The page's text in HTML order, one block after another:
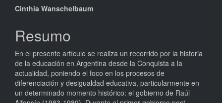
Conteúdo
do
artigo
principal
Cinthia Wanschelbaum
Resumo
En el presente artículo se realiza un recorrido por la historia
de la educación en Argentina desde la Conquista a la
actualidad, poniendo el foco en los procesos de
diferenciación y desigualdad educativa, particularmente en
un determinado momento histórico: el gobierno de Raúl